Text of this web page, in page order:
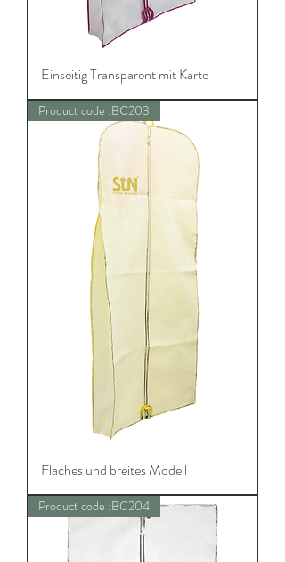
Einseitig Transparent mit Karte
Product code :BC203
Flaches und breites Modell
Product code :BC204